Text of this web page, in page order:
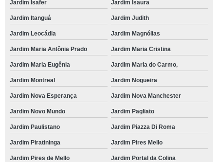
Jardim Isafer Jardim Isaura
Jardim Itanguá Jardim Judith
Jardim Leocádia Jardim Magnólias
Jardim Maria Antônia Prado Jardim Maria Cristina
Jardim Maria Eugênia Jardim Maria do Carmo,
Jardim Montreal Jardim Nogueira
Jardim Nova Esperança Jardim Nova Manchester
Jardim Novo Mundo Jardim Pagliato
Jardim Paulistano Jardim Piazza Di Roma
Jardim Piratininga Jardim Pires Mello
Jardim Pires de Mello Jardim Portal da Colina